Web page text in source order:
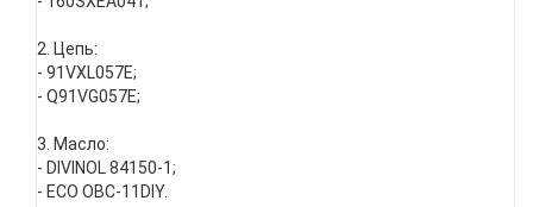
2. Цепь:
- 91VXL057E;
- Q91VG057E;
3. Масло:
- DIVINOL 84150-1;
- ECO OBC-11DIY.